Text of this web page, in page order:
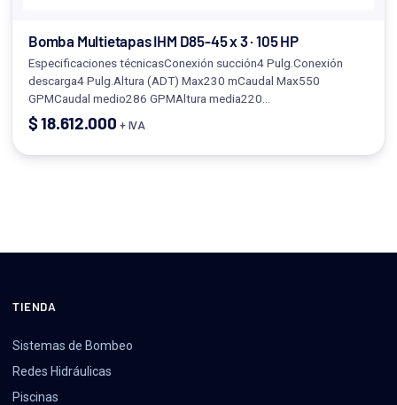
Bomba Multietapas IHM D85-45 x 3 · 105 HP
Especificaciones técnicasConexión succión4 Pulg.Conexión
descarga4 Pulg.Altura (ADT) Max230 mCaudal Max550
GPMCaudal medio286 GPMAltura media220…
$18.612.000 + IVA
TIENDA
Sistemas de Bombeo
Redes Hidráulicas
Piscinas